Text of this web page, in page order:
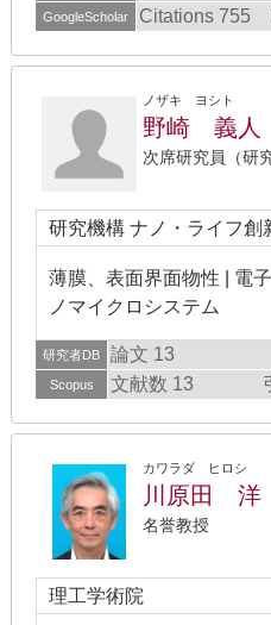
GoogleScholar Citations 755
ノザキ ヨシト
野崎 義人
次席研究員（研
研究機構 ナノ・ライフ創
薄膜、表面界面物性 | 電
ノマイクロシステム
研究者DB 論文 13
Scopus 文献数 13
カワラダ ヒロシ
川原田 洋
名誉教授
理工学術院